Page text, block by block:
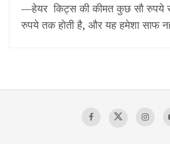
—हेयर किट्स की कीमत कुछ सौ रुपये
रुपये तक होती है, और यह हमेशा साफ